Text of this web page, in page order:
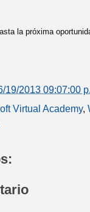
la próxima
19/2013 09:07:00
Virtual Academy,